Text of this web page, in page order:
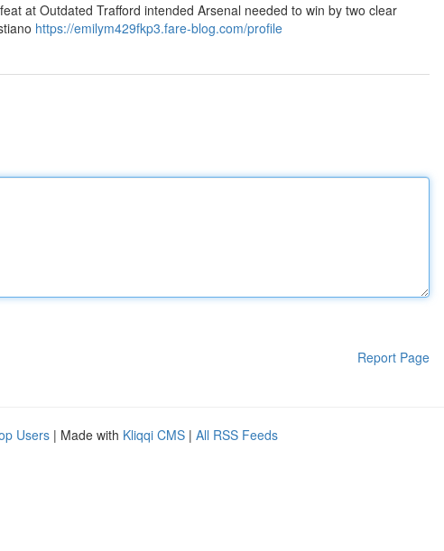
at Outdated Trafford intended Arsenal needed to win by two clear
https://emilym429fkp3.fare-blog.com/profile
Report Page
Users | Made with Kliqqi CMS | All RSS Feeds